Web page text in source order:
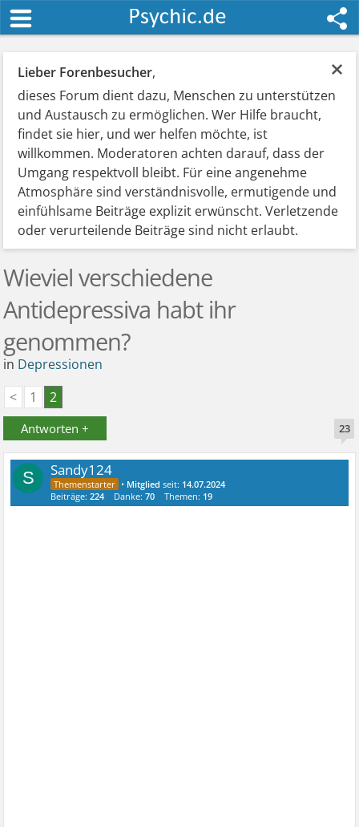
×
Lieber Forenbesucher,
dieses Forum dient dazu, Menschen zu unterstützen
und Austausch zu ermöglichen. Wer Hilfe braucht,
findet sie hier, und wer helfen möchte, ist
willkommen. Moderatoren achten darauf, dass der
Umgang respektvoll bleibt. Für eine angenehme
Atmosphäre sind verständnisvolle, ermutigende und
einfühlsame Beiträge explizit erwünscht. Verletzende
oder verurteilende Beiträge sind nicht erlaubt.
Wieviel verschiedene
Antidepressiva habt ihr
genommen?
in Depressionen
<
1 2
Antworten + 23
S Sandy124
• Mitglied seit: 14.07.2024
Beiträge:224 Danke:70 Themen: 19